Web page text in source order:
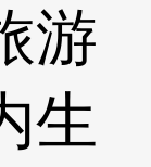
游
生